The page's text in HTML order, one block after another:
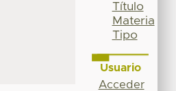
Título
Materia
Tipo
Usuario
Acceder